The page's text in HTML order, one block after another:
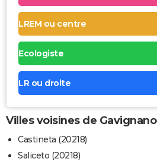
LREM ou centre
Ecologiste
LR ou droite
Villes voisines de Gavignano
Castineta (20218)
Saliceto (20218)